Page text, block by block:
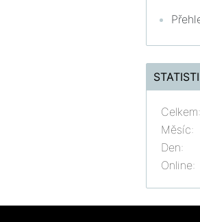
Online:
Celkem:
Měsíc:
Den: